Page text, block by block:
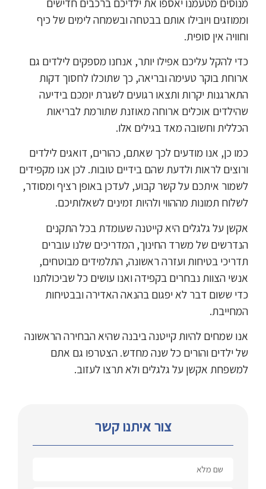
וממוזגים ויובילו אותם בבטחה ובשמחה לימים של כיף
וחוויה אין סופית.
כדי להקל עליכם אפילו יותר, אנחנו מספקים לילדים גם
ארוחת בוקר טעימה ובריאה, כך שתוכלו לחסוך דקות
התארגנות יקרות ותצאו רגועים לשגרת יומכם בידיעה
שהילדים אוכלים ארוחה מאוזנת שתורמת לבריאות
הכללית וחשובה מאד בגילים אלו.
כמו כן, אנו מודעים לכך שאתם, כהורים, דואגים לילדים
ורוצים לראות ולדעת שהם בידיים טובות. לכן אנו מקפידים
לשמור איתכם על קשר קבוע, לעדכן באופן רציף ומסודר,
לשלוח תמונות מההווי ולהיות זמינים לשאלותיכם.
אקשן על גלגלים היא קייטנה שעומדת בכל התקנים
הנדרשים של משרד החינוך, המדריכים שלנו עוברים
תדריכי בטיחות ועזרה ראשונה, התלמידים מבוטחים,
אנשי הצוות נבחרים בקפידה ואנו עושים כל שביכולתנו
כדי ששום דבר לא יפגום בהנאה האדירה ובבטיחות
המחייבת.
אנו שמחים להיות קייטנה ביבנה שהיא הבחירה הראשונה
של ילדים והורים כל שנה מחדש. הצטרפו גם אתם
למשפחת אקשן על גלגלים ולא תרצו לעזוב.
צור איתנו קשר